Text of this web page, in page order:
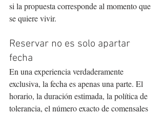
si la propuesta corresponde al momento que
se quiere vivir.
Reservar no es solo apartar
fecha
En una experiencia verdaderamente
exclusiva, la fecha es apenas una parte. El
horario, la duración estimada, la política de
tolerancia, el número exacto de comensales